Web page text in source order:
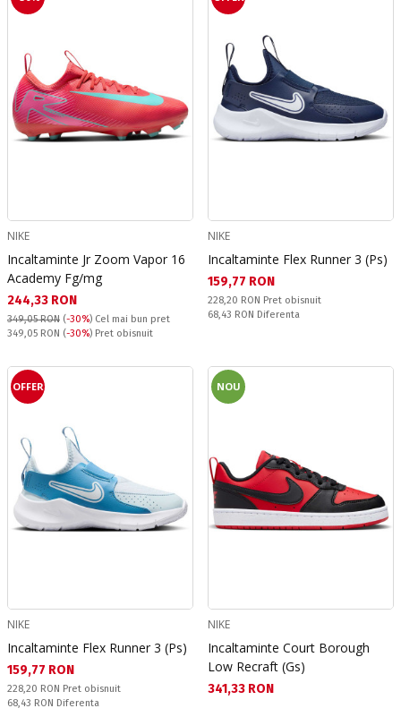
NIKE
Incaltaminte Jr Zoom Vapor 16
Academy Fg/mg
Текуща цена:
244,33 RON
349,05 RON (-30%) Cel mai bun pret
Pret obisnuit:
349,05 RON (-30%) Pret obisnuit
NIKE
Incaltaminte Flex Runner 3 (Ps)
Текуща цена:
159,77 RON
Pret obisnuit:
228,20 RON Pret obisnuit
Спестявате:
68,43 RON Diferenta
OFFER
NIKE
Incaltaminte Flex Runner 3 (Ps)
Текуща цена:
159,77 RON
Pret obisnuit:
228,20 RON Pret obisnuit
Спестявате:
68,43 RON Diferenta
NOU
NIKE
Incaltaminte Court Borough
Low Recraft (Gs)
Текуща цена:
341,33 RON